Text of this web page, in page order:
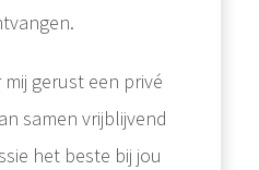
gerust een privé
samen vrijblijvend
het beste bij jou